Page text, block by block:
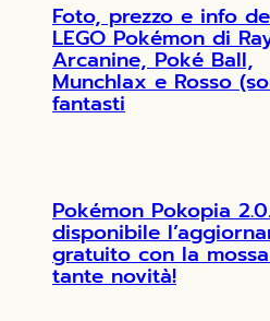
Foto, prezzo e info
LEGO Pokémon di
Arcanine, Poké Ball,
Munchlax e Rosso
fantasti
Pokémon Pokopia
disponibile
gratuito con la
tante novità!